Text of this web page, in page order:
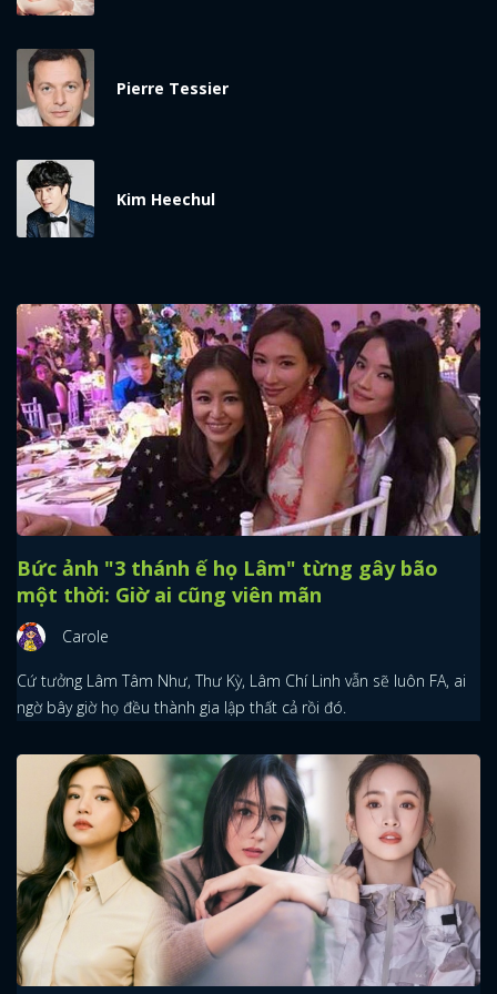
Pierre Tessier
Kim Heechul
Bức ảnh "3 thánh ế họ Lâm" từng gây bão
một thời: Giờ ai cũng viên mãn
Carole
Cứ tưởng Lâm Tâm Như, Thư Kỳ, Lâm Chí Linh vẫn sẽ luôn FA, ai
ngờ bây giờ họ đều thành gia lập thất cả rồi đó.